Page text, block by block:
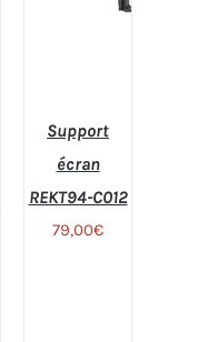
Support
écran
REKT94-C012
79,00€